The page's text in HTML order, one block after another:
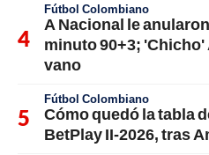
Fútbol Colombiano
A Nacional le
minuto 90+3;
vano
Fútbol Colombiano
Cómo quedó la tabla
BetPlay II-2026, tras